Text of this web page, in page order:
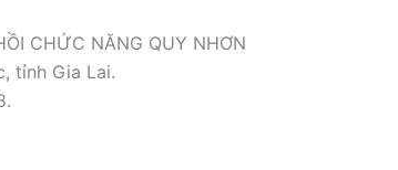
CHỨC NĂNG QUY NHƠN
tỉnh Gia Lai.